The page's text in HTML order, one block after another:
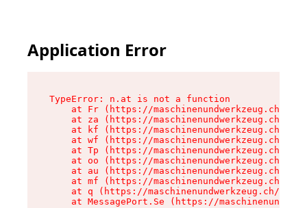
Application Error
TypeError: n.at is not a function
at Fr (https://maschinenundwerkzeug.ch/
at za (https://maschinenundwerkzeug.ch/
at kf (https://maschinenundwerkzeug.ch/
at wf (https://maschinenundwerkzeug.ch/
at Tp (https://maschinenundwerkzeug.ch/
at oo (https://maschinenundwerkzeug.ch/
at au (https://maschinenundwerkzeug.ch/
at mf (https://maschinenundwerkzeug.ch/
at q (https://maschinenundwerkzeug.ch/
at MessagePort.Se (https://